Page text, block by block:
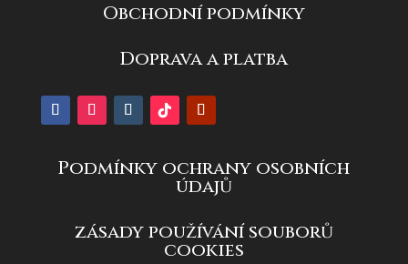
Obchodní podmínky
Doprava a platba
Podmínky ochrany osobních
údajů
zásady používání souborů
cookies